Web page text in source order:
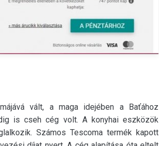
vált, a maga idejében a Baťához
is cseh cég volt. A konyhai eszközök
Számos Tescoma termék kapott